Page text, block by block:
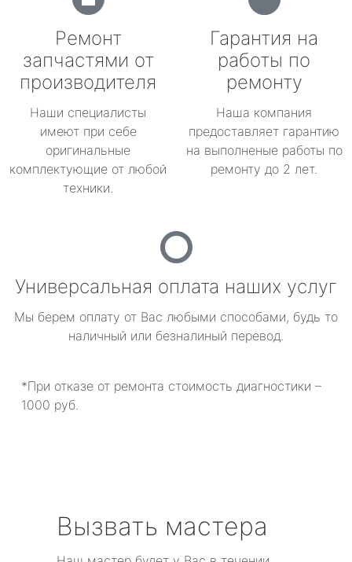
Ремонт
запчастями от
производителя
Наши специалисты
имеют при себе
оригинальные
комплектующие от любой
техники.
Гарантия на
работы по
ремонту
Наша компания
предоставляет гарантию
на выполненые работы по
ремонту до 2 лет.
Универсальная оплата наших услуг
Мы берем оплату от Вас любыми способами, будь то
наличный или безналиный перевод.
*При отказе от ремонта стоимость диагностики –
1000 руб.
Вызвать мастера